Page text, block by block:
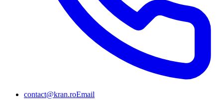
contact@kran.roEmail